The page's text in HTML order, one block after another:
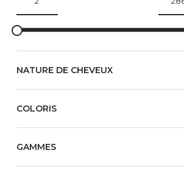
NATURE DE CHEVEUX
COLORIS
GAMMES